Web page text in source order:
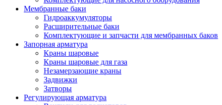
Мембранные баки
Гидроаккумуляторы
Расширительные баки
Комплектующие и запчасти для мембранных баков
Запорная арматура
Краны шаровые
Краны шаровые для газа
Незамерзающие краны
Задвижки
Затворы
Регулирующая арматура